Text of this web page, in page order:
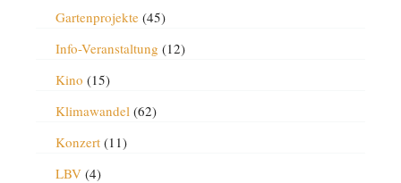
Gartenprojekte(45)
Info-Veranstaltung (12)
Kino (15)
Klimawandel (62)
Konzert(11)
LBV(4)